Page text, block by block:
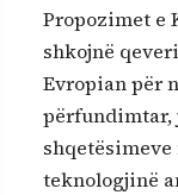
Propozimet e
shkojnë
Evropian për
përfundimtar,
teknologjinë